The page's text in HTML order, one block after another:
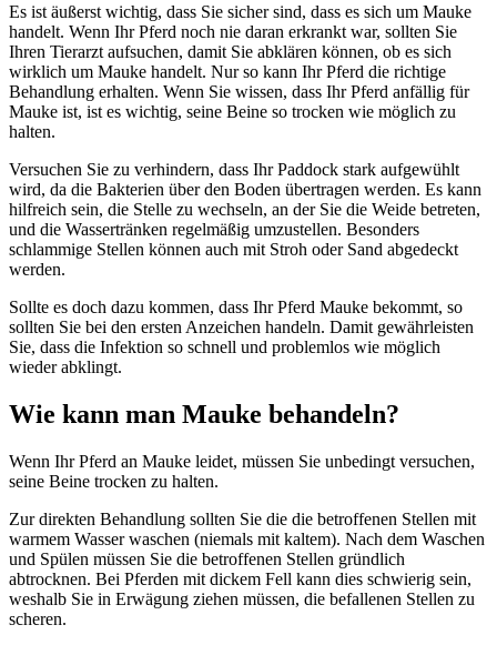
Es ist äußerst wichtig, dass Sie sicher sind, dass es sich um Mauke
handelt. Wenn Ihr Pferd noch nie daran erkrankt war, sollten Sie
Ihren Tierarzt aufsuchen, damit Sie abklären können, ob es sich
wirklich um Mauke handelt. Nur so kann Ihr Pferd die richtige
Behandlung erhalten. Wenn Sie wissen, dass Ihr Pferd anfällig für
Mauke ist, ist es wichtig, seine Beine so trocken wie möglich zu
halten.
Versuchen Sie zu verhindern, dass Ihr Paddock stark aufgewühlt
wird, da die Bakterien über den Boden übertragen werden. Es kann
hilfreich sein, die Stelle zu wechseln, an der Sie die Weide betreten,
und die Wassertränken regelmäßig umzustellen. Besonders
schlammige Stellen können auch mit Stroh oder Sand abgedeckt
werden.
Sollte es doch dazu kommen, dass Ihr Pferd Mauke bekommt, so
sollten Sie bei den ersten Anzeichen handeln. Damit gewährleisten
Sie, dass die Infektion so schnell und problemlos wie möglich
wieder abklingt.
Wie kann man Mauke behandeln?
Wenn Ihr Pferd an Mauke leidet, müssen Sie unbedingt versuchen,
seine Beine trocken zu halten.
Zur direkten Behandlung sollten Sie die die betroffenen Stellen mit
warmem Wasser waschen (niemals mit kaltem). Nach dem Waschen
und Spülen müssen Sie die betroffenen Stellen gründlich
abtrocknen. Bei Pferden mit dickem Fell kann dies schwierig sein,
weshalb Sie in Erwägung ziehen müssen, die befallenen Stellen zu
scheren.